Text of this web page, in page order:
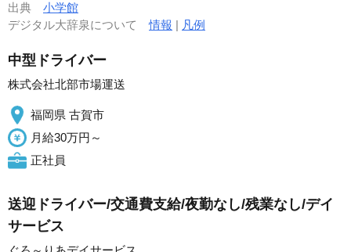
出典 小学館
デジタル大辞泉について情報 | 凡例
中型ドライバー
株式会社北部市場運送
福岡県 古賀市
月給30万円～
正社員
送迎ドライバー/交通費支給/夜勤なし/残業なし/デイ
サービス